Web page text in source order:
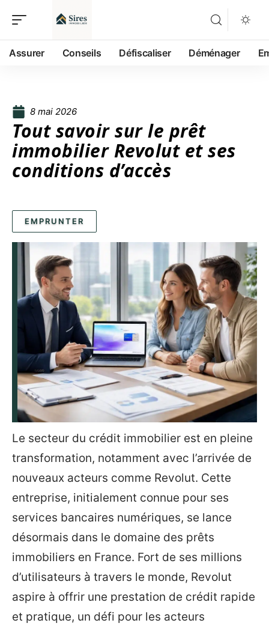
Assurer Conseils Défiscaliser Déménager
8 mai 2026
Tout savoir sur le prêt
immobilier Revolut et ses
conditions d’accès
EMPRUNTER
Le secteur du crédit immobilier est en pleine
transformation, notamment avec l’arrivée de
nouveaux acteurs comme Revolut. Cette
entreprise, initialement connue pour ses
services bancaires numériques, se lance
désormais dans le domaine des prêts
immobiliers en France. Fort de ses millions
d’utilisateurs à travers le monde, Revolut
aspire à offrir une prestation de crédit rapide
et pratique, un défi pour les acteurs